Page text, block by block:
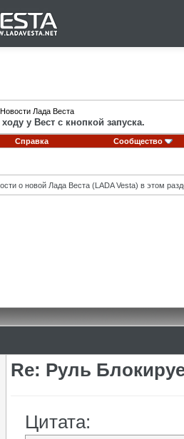
Новости Лада Веста
у Вест с кнопкой запуска.
Справка Сообщество
о новой Лада Веста (LADA Vesta) в этом
Re: Руль
Цитата: